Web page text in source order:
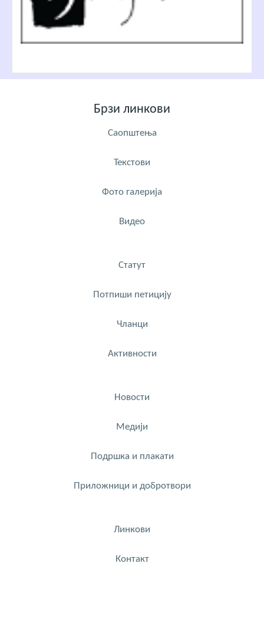
Брзи линкови
Саопштења
Текстови
Фото галерија
Видео
Статут
Потпиши петицију
Чланци
Активности
Новости
Медији
Подршка и плакати
Приложници и добротвори
Линкови
Контакт